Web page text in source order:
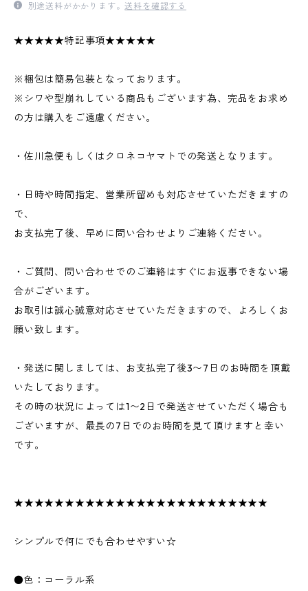
別途送料がかかります。送料を確認する
★★★★★特記事項★★★★★
※梱包は簡易包装となっております。
※シワや型崩れしている商品もございます為、完品をお求め
の方は購入をご遠慮ください。
・佐川急便もしくはクロネコヤマトでの発送となります。
・日時や時間指定、営業所留めも対応させていただきますの
で、
お支払完了後、早めに問い合わせよりご連絡ください。
・ご質問、問い合わせでのご連絡はすぐにお返事できない場
合がございます。
お取引は誠心誠意対応させていただきますので、よろしくお
願い致します。
・発送に関しましては、お支払完了後3〜7日のお時間を頂戴
いたしております。
その時の状況によっては1〜2日で発送させていただく場合も
ございますが、最長の7日でのお時間を見て頂けますと幸い
です。
★★★★★★★★★★★★★★★★★★★★★★★★★
シンプルで何にでも合わせやすい☆
●色：コーラル系